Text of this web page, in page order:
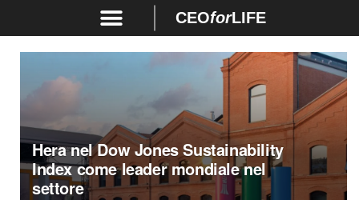
CEOforLIFE
Hera nel Dow Jones Sustainability
Index come leader mondiale nel
settore